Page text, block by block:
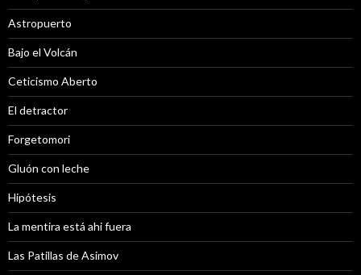
Astropuerto
Bajo el Volcán
Ceticismo Aberto
El detractor
Forgetomori
Gluón con leche
Hipótesis
La mentira está ahi fuera
Las Patillas de Asimov